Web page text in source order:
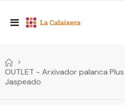
Toggle
OUTLET - Arxivador palanca
Jaspeado